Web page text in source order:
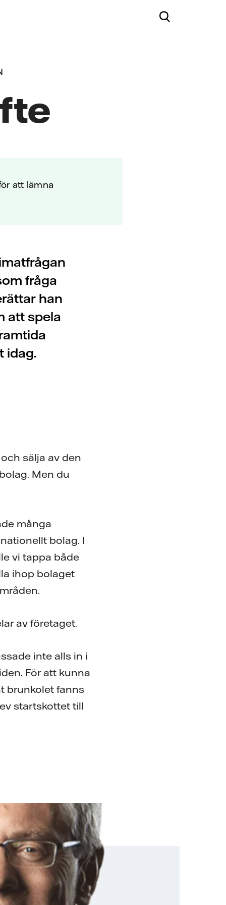
att lämna
fråga
han
att spela
idag.
sälja av den
Men du
många
bolag. I
vi tappa både
ihop bolaget
av företaget.
inte alls in i
För att kunna
brunkolet fanns
startskottet till